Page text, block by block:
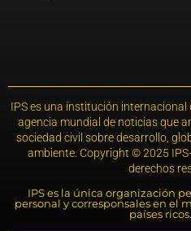
IPS es una institución internacional
agencia mundial de noticias que
sociedad civil sobre desarrollo,
ambiente. Copyright © 2025
derechos
IPS es la única organización
personal y corresponsales en el
países